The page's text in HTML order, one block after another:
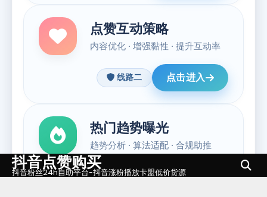
Skip
to
抖音点赞购买
抖音粉丝24h自助平台-抖音涨粉播放卡盟低价货源